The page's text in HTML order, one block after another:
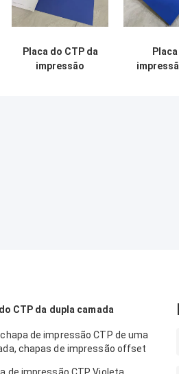
Placa do CTP da
impressão
CTP da dupla camada
de impressão CTP de uma
chapas de impressão offset